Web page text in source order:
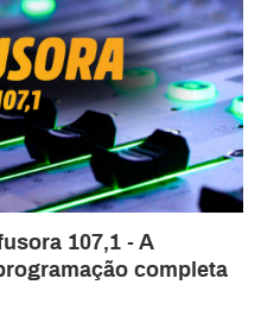
107,1 - A
completa